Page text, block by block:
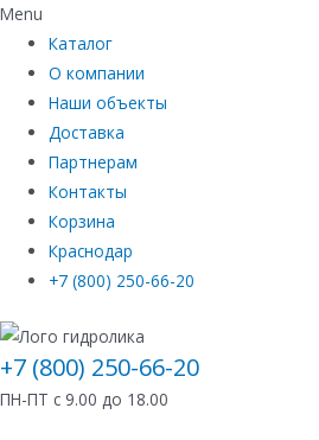
Menu
Каталог
О компании
Наши объекты
Доставка
Партнерам
Контакты
Корзина
Краснодар
+7 (800) 250-66-20
+7 (800) 250-66-20
ПН-ПТ с 9.00 до 18.00